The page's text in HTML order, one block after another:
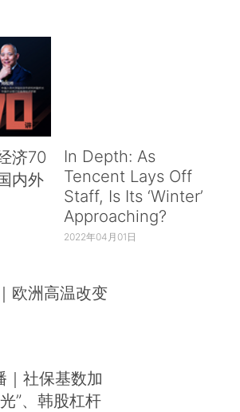
济70
内外
In Depth: As
Tencent Lays Off
Staff, Is Its ‘Winter’
Approaching?
2022年04月01日
欧洲高温改变
｜社保基数加
”、韩股杠杆